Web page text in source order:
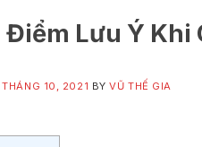
Lưu Ý Khi
THÁNG 10, 2021 BYVŨ THẾ GIA